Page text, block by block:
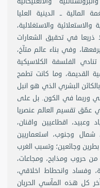
ــ الدينية العليا
والاستعلائية والاستغلالية،
في تحقيق الشعارات
وفي بناء عالم متآخ،
الفلسفة الكلاسيكية
القديمة، وما كانت تطمح
البشري الذي هو انبل
وربما في الكون. بل على
عمّق تقسيم العالم عنصريا
وعبيد، اقطاعيين واقنان،
شمال وجنوب، استعماريين
وجائعين؛ وتسبب الغرب
حروب ومذابح، ومجاعات،
وفساد وانحطاط اخلاقي،
كل هذه المآسي الحربان